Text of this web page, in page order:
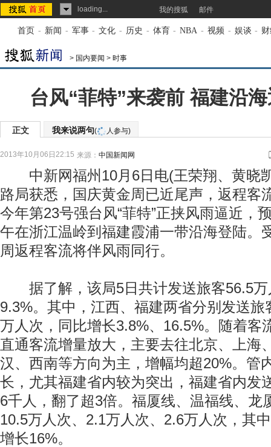
loading... 我的搜狐 邮件
首页 - 新闻 - 军事 - 文化 - 历史 - 体育 - NBA - 视频 - 娱谈 -
> 国内要闻 > 时事
台风“菲特”来袭前 福建沿
正文 我来说两句( 人参与)
2013年10月06日22:15 来源： 中国新闻网
中新网福州10月6日电(王荣翔、黄晓
路局获悉，国庆黄金周已近尾声，返程客
今年第23号强台风“菲特”正挟风雨逼近，
午在浙江温岭到福建霞浦一带沿海登陆。
周返程客流将伴风雨同行。
据了解，该局5日共计发送旅客56.5万
9.3%。其中，江西、福建两省分别发送旅
万人次，同比增长3.8%、16.5%。随着客
直通客流增量放大，主要去往北京、上海
汉、西南等方向为主，增幅均超20%。管
长，尤其福建省内较为突出，福建省内发
6千人，翻了超3倍。福厦线、温福线、龙
10.5万人次、2.1万人次、2.6万人次，其
增长16%。